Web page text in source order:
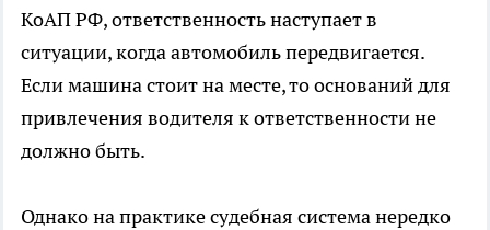
КоАП РФ, ответственность наступает в
ситуации, когда автомобиль передвигается.
Если машина стоит на месте, то оснований для
привлечения водителя к ответственности не
должно быть.
Однако на практике судебная система нередко